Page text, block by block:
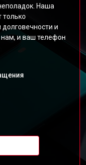
Наша
только
и
и ваш телефон